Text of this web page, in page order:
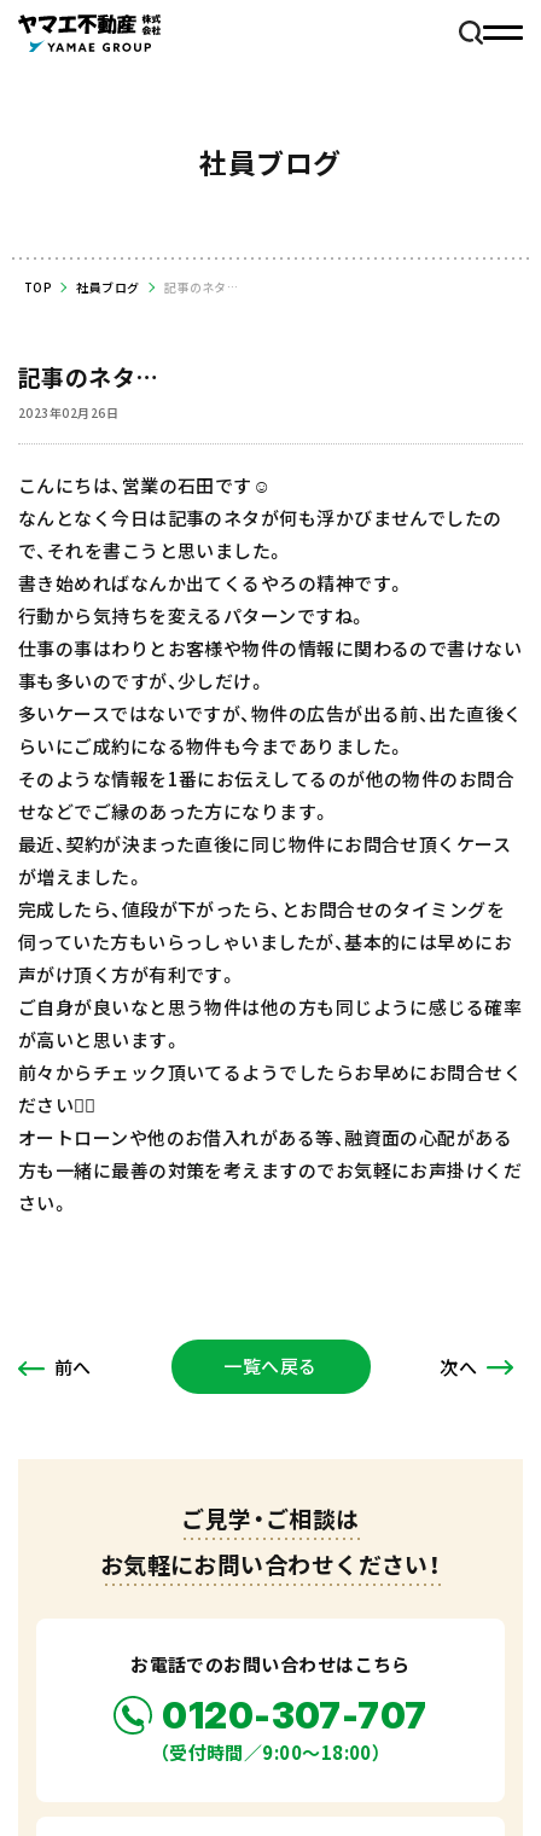
社員ブログ
TOP 社員ブログ 記事のネタ…
記事のネタ…
2023年02月26日
こんにちは、営業の石田です☺️
なんとなく今日は記事のネタが何も浮かびませんでしたの
で、それを書こうと思いました。
書き始めればなんか出てくるやろの精神です。
行動から気持ちを変えるパターンですね。
仕事の事はわりとお客様や物件の情報に関わるので書けない
事も多いのですが、少しだけ。
多いケースではないですが、物件の広告が出る前、出た直後く
らいにご成約になる物件も今までありました。
そのような情報を1番にお伝えしてるのが他の物件のお問合
せなどでご縁のあった方になります。
最近、契約が決まった直後に同じ物件にお問合せ頂くケース
が増えました。
完成したら、値段が下がったら、とお問合せのタイミングを
伺っていた方もいらっしゃいましたが、基本的には早めにお
声がけ頂く方が有利です。
ご自身が良いなと思う物件は他の方も同じように感じる確率
が高いと思います。
前々からチェック頂いてるようでしたらお早めにお問合せく
ださい🙇‍♂️
オートローンや他のお借入れがある等、融資面の心配がある
方も一緒に最善の対策を考えますのでお気軽にお声掛けくだ
さい。
前へ 一覧へ戻る 次へ
ご見学・ご相談は
お気軽にお問い合わせください！
お電話でのお問い合わせはこちら
0120-307-707
（受付時間／9:00〜18:00）